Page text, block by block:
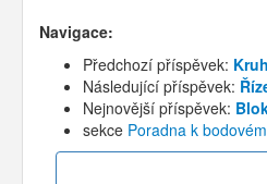
Navigace:
Předchozí příspěvek:
Následující příspěvek:
Nejnovější příspěvek:
sekce Poradna k